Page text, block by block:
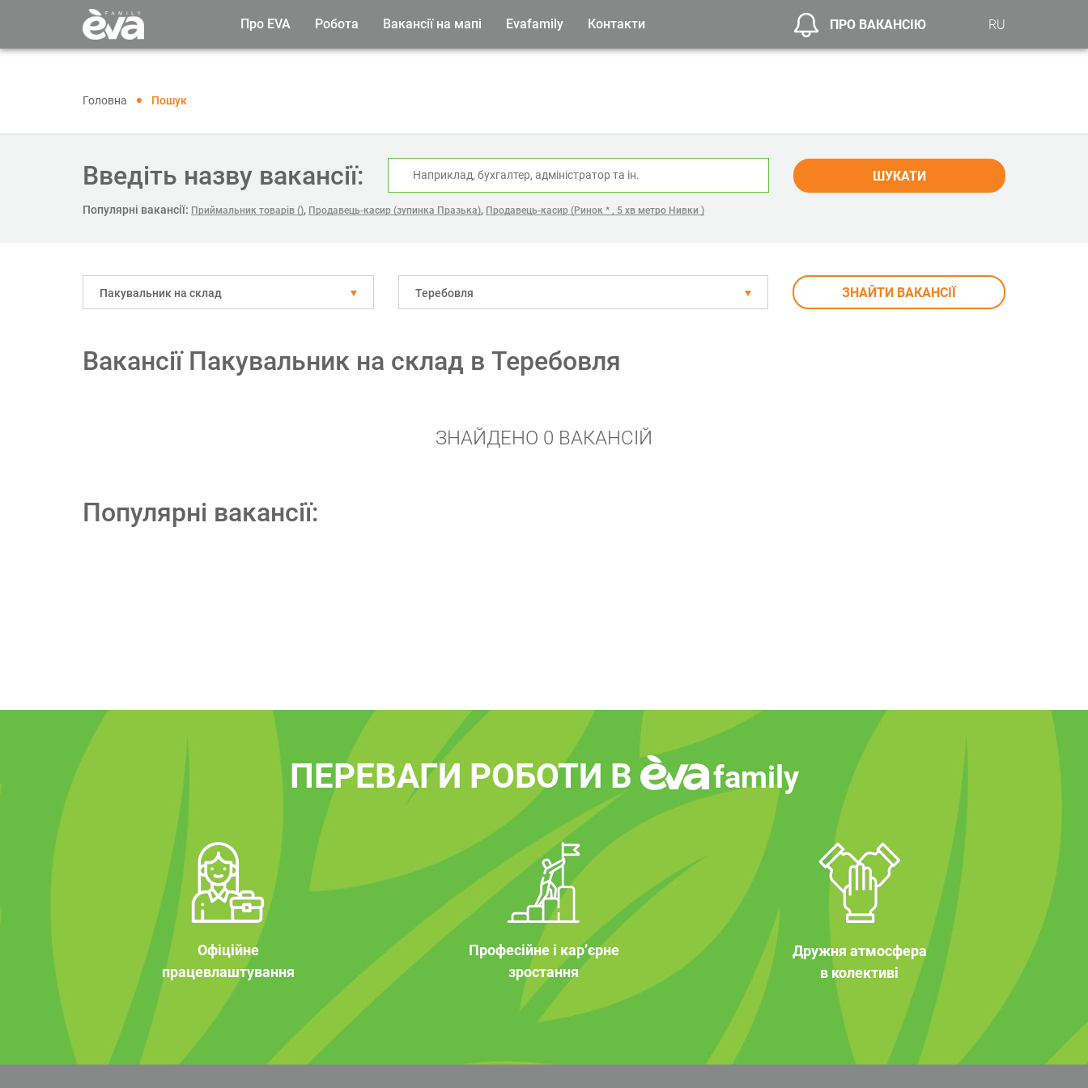
Про EVA Робота Вакансії на мапі Evafamily Контакти ПРО ВАКАНСІЮ RU
Головна Пошук
Введіть назву вакансії: ШУКАТИ
Популярні вакансії: Приймальник товарів (), Продавець-касир (зупинка Празька), Продавець-касир (Ринок * , 5 хв метро Нивки )
Пакувальник на склад Теребовля ЗНАЙТИ ВАКАНСІЇ
Вакансії Пакувальник на склад в Теребовля
ЗНАЙДЕНО 0 ВАКАНСІЙ
Популярні вакансії:
ПЕРЕВАГИ РОБОТИ В family
Офіційне
працевлаштування
Професійне і кар’єрне
зростання
Дружня атмосфера
в колективі